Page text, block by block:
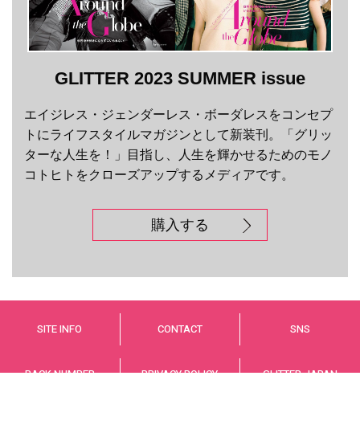
GLITTER 2023 SUMMER issue
エイジレス・ジェンダーレス・ボーダレスをコンセプ
トにライフスタイルマガジンとして新装刊。「グリッ
ターな人生を！」目指し、人生を輝かせるためのモノ
コトヒトをクローズアップするメディアです。
購入する
SITE INFO CONTACT SNS
BACK NUMBER PRIVACY POLICY GLITTER JAPAN